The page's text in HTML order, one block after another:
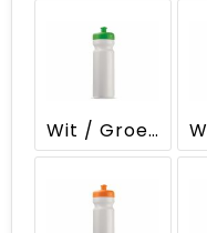
Wit / Groen